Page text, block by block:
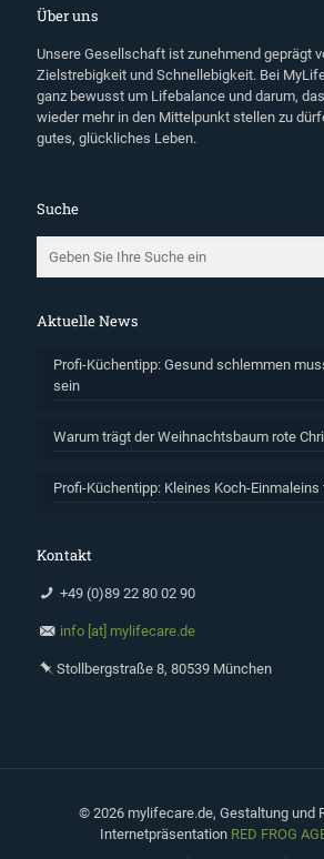
Über uns
Unsere Gesellschaft ist zunehmend geprägt
Zielstrebigkeit und Schnellebigkeit. Bei
ganz bewusst um Lifebalance und darum,
wieder mehr in den Mittelpunkt stellen zu
gutes, glückliches Leben.
Suche
Aktuelle News
Profi-Küchentipp: Gesund schlemmen
sein
Warum trägt der Weihnachtsbaum rote
Profi-Küchentipp: Kleines Koch-
Kontakt
+49 (0)89 22 80 02 90
info [at] mylifecare.de
Stollbergstraße 8, 80539 München
© 2026 mylifecare.de, Gestaltung und
Internetpräsentation RED FROG